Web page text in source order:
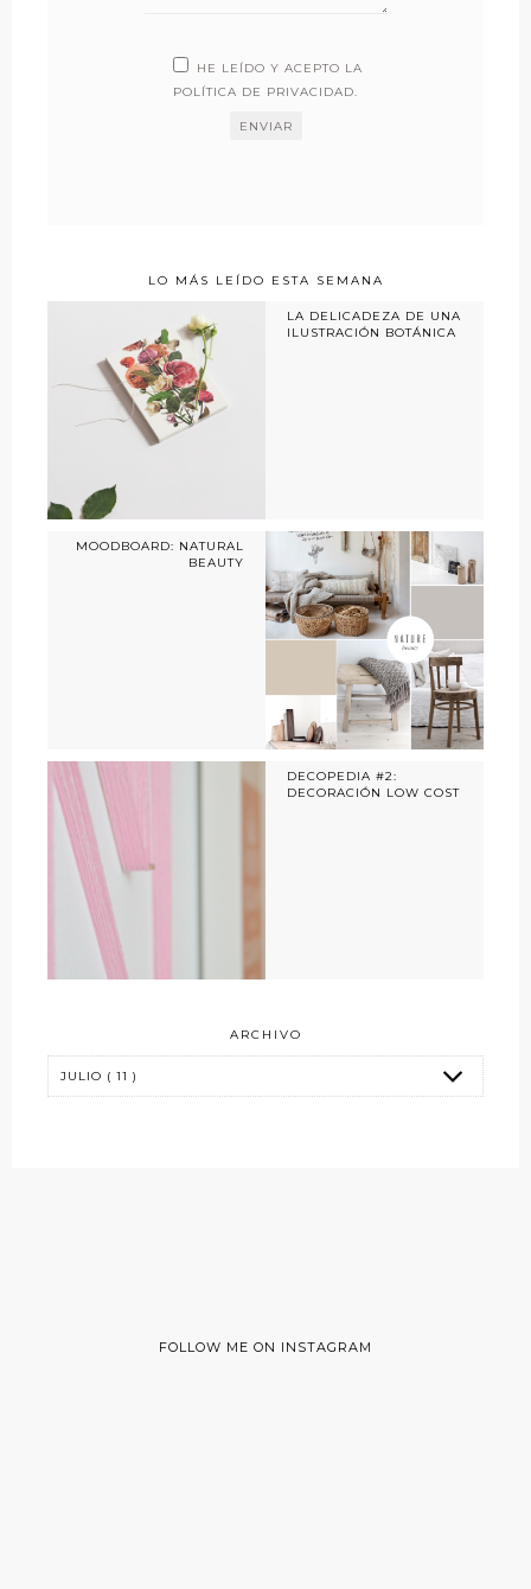
HE LEÍDO Y ACEPTO LA
POLÍTICA DE PRIVACIDAD.
LO MÁS LEÍDO ESTA SEMANA
LA DELICADEZA DE UNA
ILUSTRACIÓN BOTÁNICA
MOODBOARD: NATURAL
BEAUTY
DECOPEDIA #2:
DECORACIÓN LOW COST
ARCHIVO
FOLLOW ME ON INSTAGRAM